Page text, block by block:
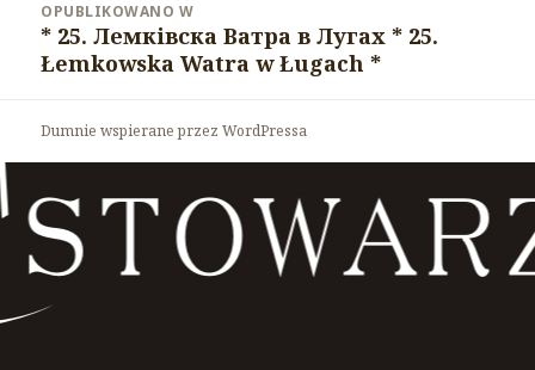
wpisu
OPUBLIKOWANO W
* 25. Лемківска Ватра в Лугах * 25.
Łemkowska Watra w Ługach *
Dumnie wspierane przez WordPressa